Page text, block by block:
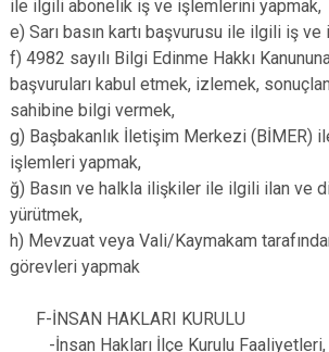
ile ilgili abonelik iş ve işlemlerini yapmak,
e) Sarı basın kartı başvurusu ile ilgili iş
f) 4982 sayılı Bilgi Edinme Hakkı
başvuruları kabul etmek, izlemek,
sahibine bilgi vermek,
g) Başbakanlık İletişim Merkezi (BİMER)
işlemleri yapmak,
ğ) Basın ve halkla ilişkiler ile ilgili ilan ve
yürütmek,
h) Mevzuat veya Vali/Kaymakam
görevleri yapmak
F-İNSAN HAKLARI KURULU
-İnsan Hakları İlçe Kurulu Faaliyetleri,